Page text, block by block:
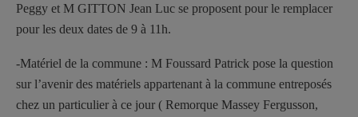
Peggy et M GITTON Jean Luc se proposent pour le remplacer
pour les deux dates de 9 à 11h.
-Matériel de la commune : M Foussard Patrick pose la question
sur l’avenir des matériels appartenant à la commune entreposés
chez un particulier à ce jour ( Remorque Massey Fergusson,